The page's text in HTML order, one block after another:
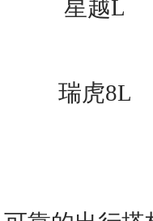
星越L
瑞虎8L